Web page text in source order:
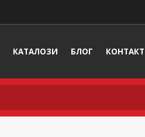
КАТАЛОЗИ БЛОГ КОНТАКТ